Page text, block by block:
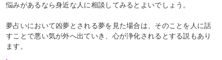
悩みがあるなら身近な人に相談してみるとよいでしょう。
夢占いにおいて凶夢とされる夢を見た場合は、そのことを人に話
すことで悪い気が外へ出ていき、心が浄化されるとする説もあり
ます。